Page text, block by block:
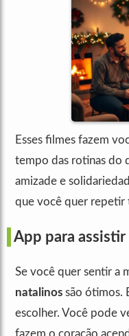
Esses filmes fazem
tempo das rotinas do
amizade e
que você quer repetir
App para
Se você quer sentir a
natalinos são ótimos.
escolher. Você pode
fazem o coração